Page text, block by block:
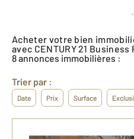
Créer
Acheter votre bien immobilier en Loire-Atlantique (44)
avec CENTURY 21 Business
8 annonces immobilières :
Trier par :
Date Prix Surface